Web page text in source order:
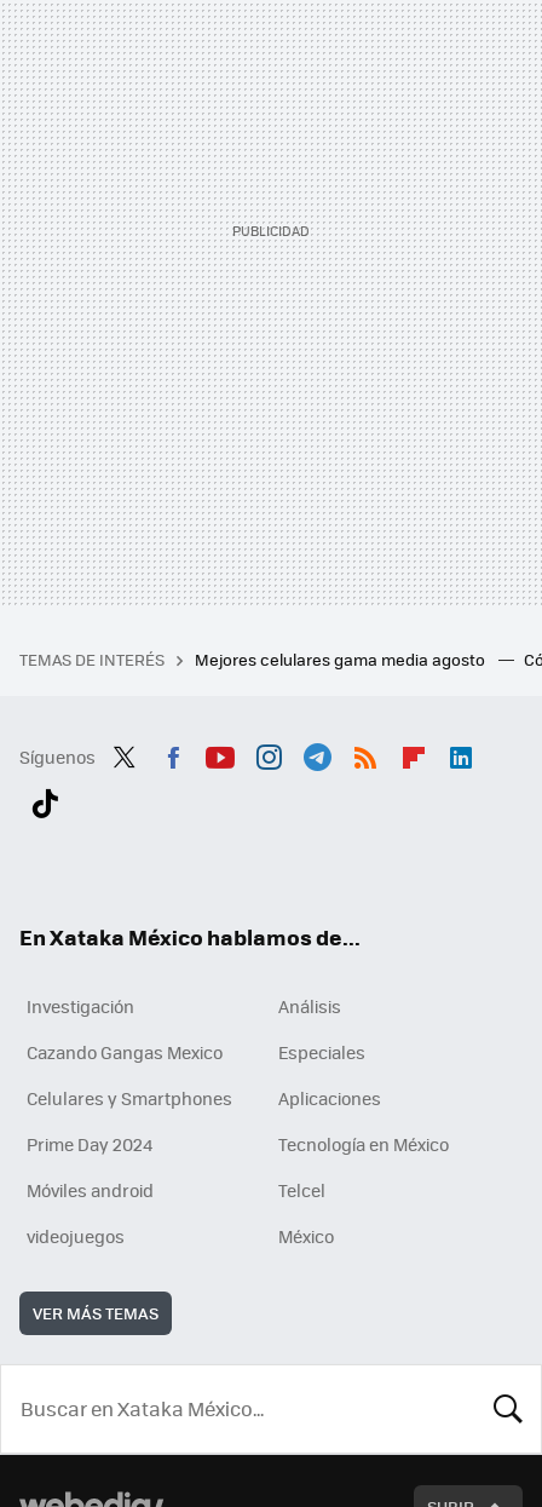
TEMAS DE INTERÉS Mejores celulares gama media agosto
Síguenos
En Xataka México hablamos de...
Investigación
Análisis
Cazando Gangas Mexico
Especiales
Celulares y Smartphones
Aplicaciones
Prime Day 2024
Tecnología en México
Móviles android
Telcel
videojuegos
México
VER MÁS TEMAS